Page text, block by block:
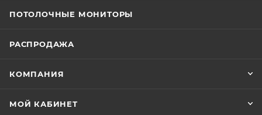
ПОТОЛОЧНЫЕ МОНИТОРЫ
РАСПРОДАЖА
КОМПАНИЯ
МОЙ КАБИНЕТ